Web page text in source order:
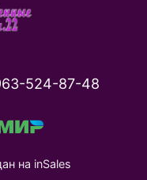
524-87-48
на inSales